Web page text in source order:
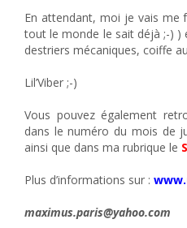
En attendant, moi je vais me
tout le monde le sait déjà ;-) )
destriers mécaniques, coiffe
Lil’Viber ;-)
Vous pouvez également
dans le numéro du mois de
ainsi que dans ma rubrique le
Plus d’informations sur :
maximus.paris@yahoo.com